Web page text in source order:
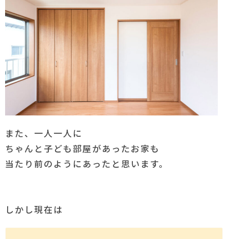
また、一人一人に
ちゃんと子ども部屋があったお家も
当たり前のようにあったと思います。
しかし現在は